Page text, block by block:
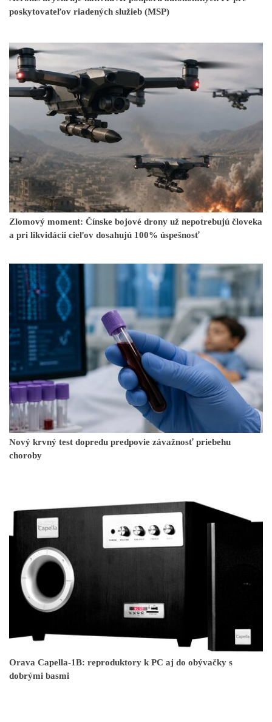
poskytovateľov riadených služieb (MSP)
Zlomový moment: Čínske bojové drony už nepotrebujú človeka
a pri likvidácii cieľov dosahujú 100% úspešnosť
Nový krvný test dopredu predpovie závažnosť priebehu
choroby
Orava Capella-1B: reproduktory k PC aj do obývačky s
dobrými basmi